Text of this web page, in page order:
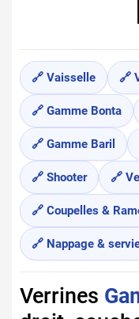
🔗 Vaisselle 🔗
🔗 Gamme Bonta
🔗 Gamme Baril
🔗 Shooter 🔗
🔗 Coupelles &
🔗 Nappage &
Verrines